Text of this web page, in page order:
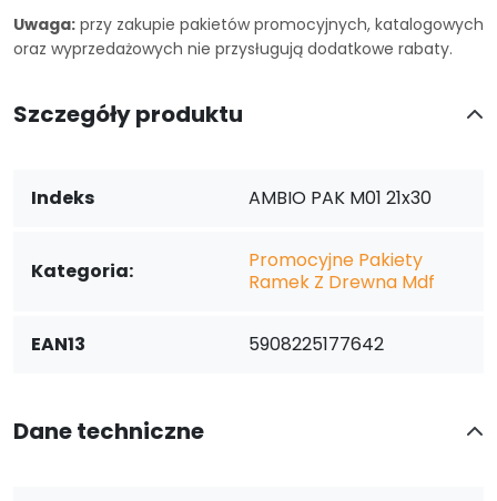
Uwaga: przy zakupie pakietów promocyjnych, katalogowych
oraz wyprzedażowych nie przysługują dodatkowe rabaty.
Szczegóły produktu
Indeks AMBIO PAK M01 21x30
Kategoria:
Promocyjne Pakiety
Ramek Z Drewna Mdf
EAN13 5908225177642
Dane techniczne